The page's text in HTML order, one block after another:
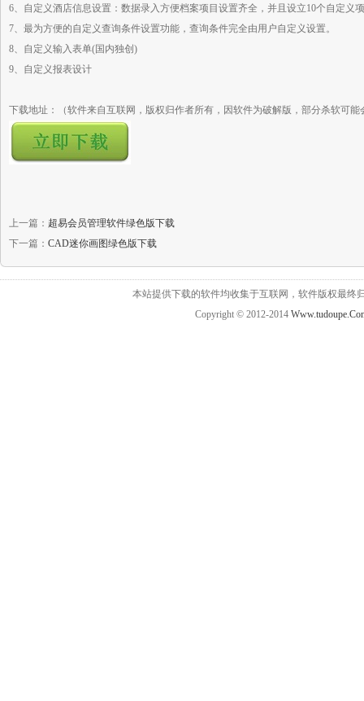
6、自定义酒店信息设置：数据录入方便档案项目设置齐全，并且设立10个自定义
7、最为方便的自定义查询条件设置功能，查询条件完全由用户自定义设置。
8、自定义输入表单(国内独创)
9、自定义报表设计
下载地址：（软件来自互联网，版权归作者所有，因软件为破解版，部分杀软可
上一篇： 超易会员管理软件绿色版下载
下一篇： CAD迷你画图绿色版下载
本站提供下载的软件均收集于互联网，软件版权最终
Copyright © 2012-2014